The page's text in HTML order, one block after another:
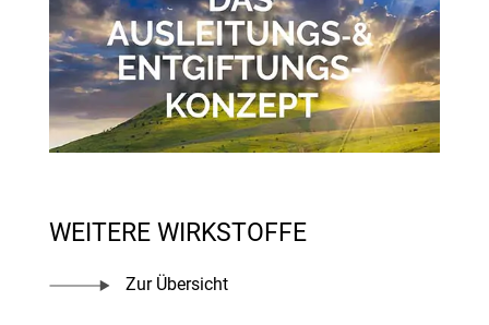
WEITERE WIRKSTOFFE
Zur Übersicht